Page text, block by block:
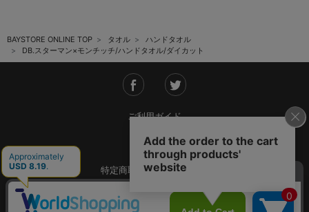
BAYSTORE ONLINE TOP タオル
ハンドタオル
DB.スターマン×モンチッチ/ハンドタオル/ダイカット
ご利用ガイド
会社概要
特定商取引法に基づく表記
ご利用規約